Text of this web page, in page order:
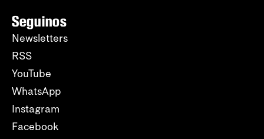
Seguinos
Newsletters
RSS
YouTube
WhatsApp
Instagram
Facebook